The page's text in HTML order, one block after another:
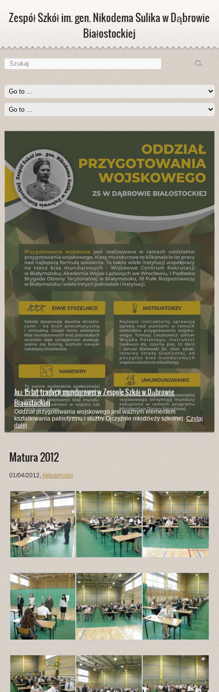
Zespół Szkół im. gen. Nikodema Sulika w Dąbrowie
Białostockiej
Już 15 lat tradycji mundurowej w Zespole Szkół w Dąbrowie
Białostockiej
Oddział przygotowania wojskowego jest ważnym elementem
kształtowania patriotyzmu i służby Ojczyźnie młodzieży szkolnej. Czytaj
dalej
Branżowa Szkoła I Stopnia kształci w wielu zawodach
Kucharze, mechanicy pojazdów samochodowych, stolarze, rolnicy,
murarze - to zaledwie część z zawodów w których kształci szkołaCzytaj
dalej
Matura 2012
01/04/2012,Aktualności